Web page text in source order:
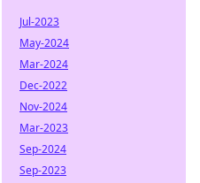
Jul-2023
May-2024
Mar-2024
Dec-2022
Nov-2024
Mar-2023
Sep-2024
Sep-2023